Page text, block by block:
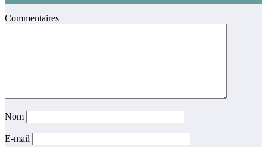
Commentaires
Nom
E-mail